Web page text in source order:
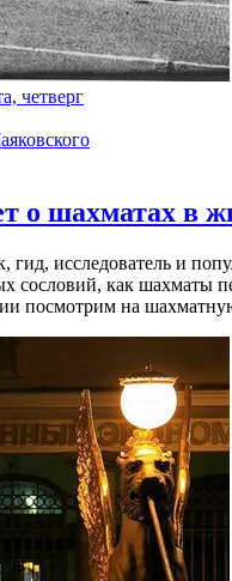
четверг
о шахматах в
гид, исследователь и
сословий, как шахматы
посмотрим на